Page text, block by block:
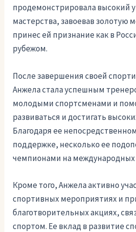
продемонстрировала высокий
мастерства, завоевав золотую
принес ей признание как в
рубежом.
После завершения своей
Анжела стала успешным
молодыми спортсменами и
развиваться и достигать
Благодаря ее
поддержке, несколько ее
чемпионами на международных
Кроме того, Анжела активно
спортивных мероприятиях и
благотворительных акциях,
спортом. Ее вклад в развитие